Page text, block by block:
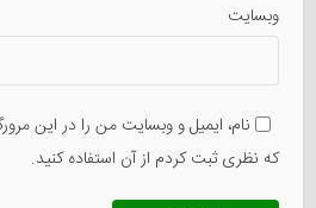
وبسایت
نام، ایمیل و وبسایت من را در این
که نظری ثبت کردم از آن استفاده کنید.